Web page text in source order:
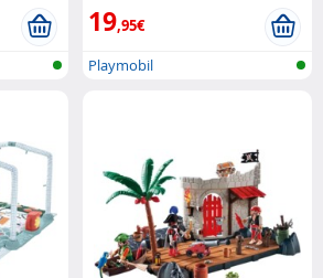
19,95€
Playmobil